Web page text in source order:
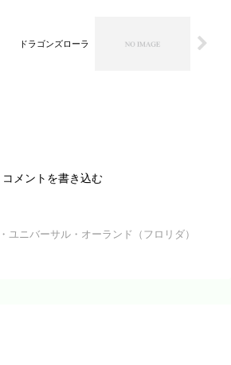
ドラゴンズローラ
コメントを書き込む
ユニバーサル・オーランド（フロリダ）